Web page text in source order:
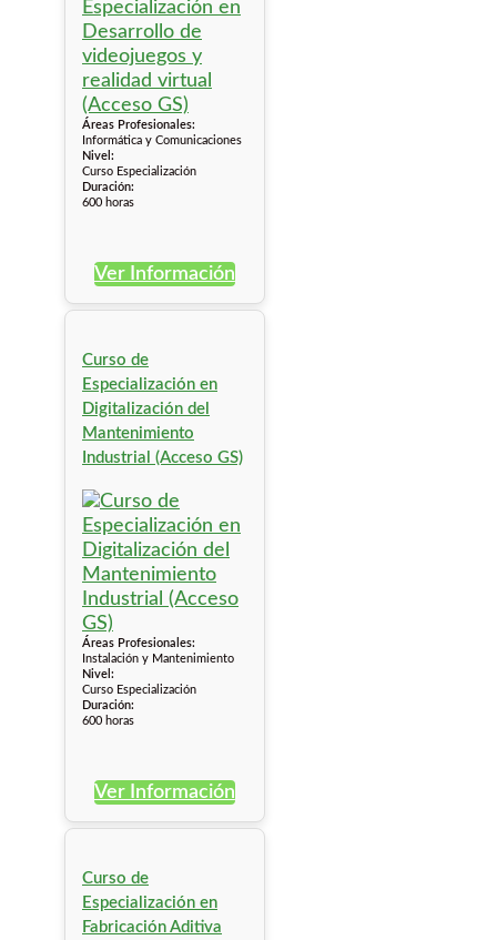
Áreas Profesionales:
Informática y Comunicaciones
Nivel:
Curso Especialización
Duración:
600 horas
Ver Información
Curso de
Especialización en
Digitalización del
Mantenimiento
Industrial (Acceso GS)
Áreas Profesionales:
Instalación y Mantenimiento
Nivel:
Curso Especialización
Duración:
600 horas
Ver Información
Curso de
Especialización en
Fabricación Aditiva